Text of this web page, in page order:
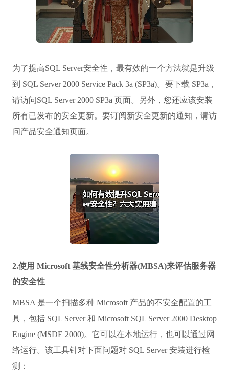
为了提高SQL Server安全性，最有效的一个方法就是升级
到 SQL Server 2000 Service Pack 3a (SP3a)。要下载 SP3a，
请访问SQL Server 2000 SP3a 页面。另外，您还应该安装
所有已发布的安全更新。要订阅新安全更新的通知，请访
问产品安全通知页面。
2.使用 Microsoft 基线安全性分析器(MBSA)来评估服务器
的安全性
MBSA 是一个扫描多种 Microsoft 产品的不安全配置的工
具，包括 SQL Server 和 Microsoft SQL Server 2000 Desktop
Engine (MSDE 2000)。它可以在本地运行，也可以通过网
络运行。该工具针对下面问题对 SQL Server 安装进行检
测：